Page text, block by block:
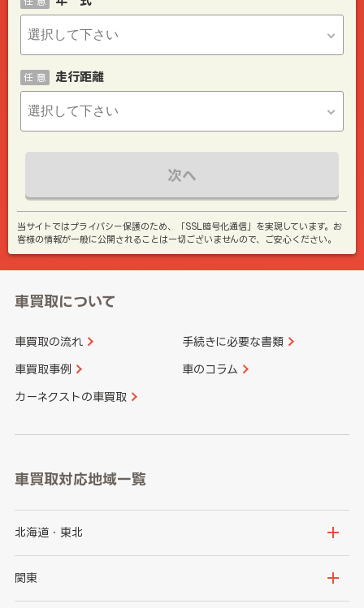
走行距離
任 意
次へ
当サイトではプライバシー保護のため、「SSL暗号化通信」を実現しています。お
客様の情報が一般に公開されることは一切ございませんので、ご安心ください。
車買取について
車買取の流れ 手続きに必要な書類
車買取事例 車のコラム
カーネクストの車買取
車買取対応地域一覧
北海道・東北
北海道
関東